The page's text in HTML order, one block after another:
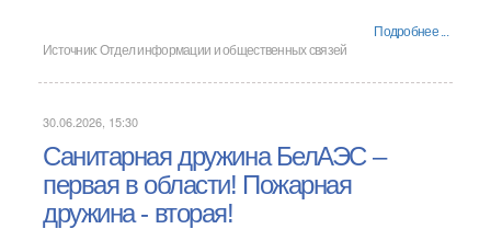
Подробнее ...
Источник:Отдел информации и общественных связей
30.06.2026, 15:30
Санитарная дружина БелАЭС –
первая в области! Пожарная
дружина - вторая!